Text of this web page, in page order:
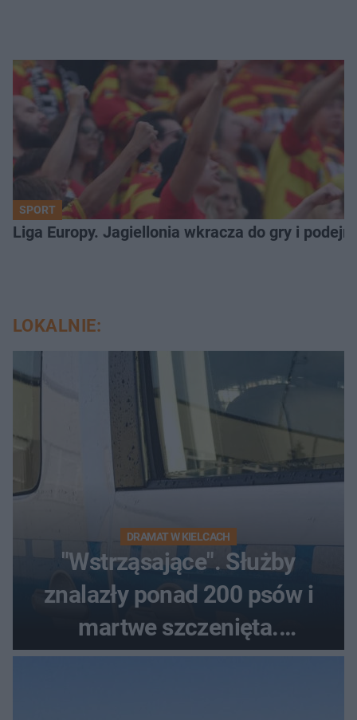
SPORT
Liga Europy. Jagiellonia wkracza do gry i
LOKALNIE:
DRAMAT W KIELCACH
"Wstrząsające". Służby
znalazły ponad 200 psów i
martwe szczenięta.
Zatrzymano 35-latka